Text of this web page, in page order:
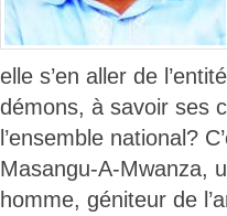
elle s’en aller de
démons, à savoir ses
l’ensemble national?
Masangu-A-Mwanza,
homme, géniteur de